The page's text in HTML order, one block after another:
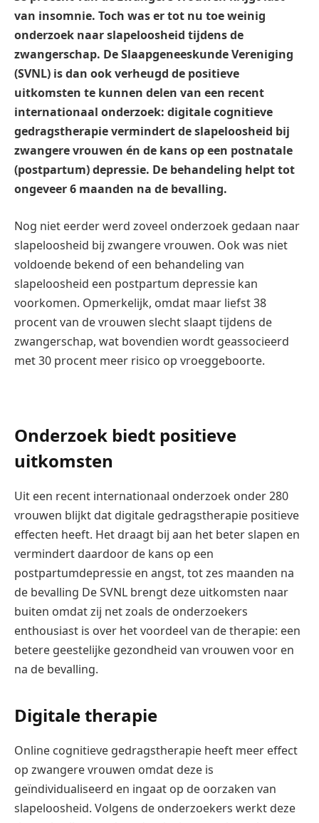
van insomnie. Toch was er tot nu toe weinig
onderzoek naar slapeloosheid tijdens de
zwangerschap. De Slaapgeneeskunde Vereniging
(SVNL) is dan ook verheugd de positieve
uitkomsten te kunnen delen van een recent
internationaal onderzoek: digitale cognitieve
gedragstherapie vermindert de slapeloosheid bij
zwangere vrouwen én de kans op een postnatale
(postpartum) depressie. De behandeling helpt tot
ongeveer 6 maanden na de bevalling.
Nog niet eerder werd zoveel onderzoek gedaan naar
slapeloosheid bij zwangere vrouwen. Ook was niet
voldoende bekend of een behandeling van
slapeloosheid een postpartum depressie kan
voorkomen. Opmerkelijk, omdat maar liefst 38
procent van de vrouwen slecht slaapt tijdens de
zwangerschap, wat bovendien wordt geassocieerd
met 30 procent meer risico op vroeggeboorte.
Onderzoek biedt positieve
uitkomsten
Uit een recent internationaal onderzoek onder 280
vrouwen blijkt dat digitale gedragstherapie positieve
effecten heeft. Het draagt bij aan het beter slapen en
vermindert daardoor de kans op een
postpartumdepressie en angst, tot zes maanden na
de bevalling De SVNL brengt deze uitkomsten naar
buiten omdat zij net zoals de onderzoekers
enthousiast is over het voordeel van de therapie: een
betere geestelijke gezondheid van vrouwen voor en
na de bevalling.
Digitale therapie
Online cognitieve gedragstherapie heeft meer effect
op zwangere vrouwen omdat deze is
geïndividualiseerd en ingaat op de oorzaken van
slapeloosheid. Volgens de onderzoekers werkt deze